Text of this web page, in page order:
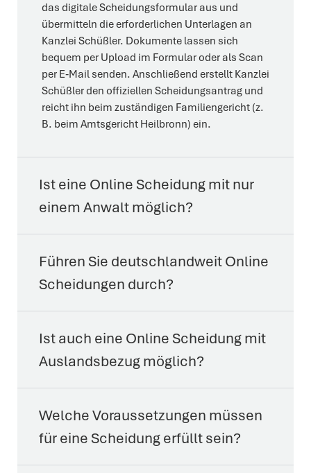
das digitale Scheidungsformular aus und
übermitteln die erforderlichen Unterlagen an
Kanzlei Schüßler. Dokumente lassen sich
bequem per Upload im Formular oder als Scan
per E‑Mail senden. Anschließend erstellt Kanzlei
Schüßler den offiziellen Scheidungsantrag und
reicht ihn beim zuständigen Familiengericht (z.
B. beim Amtsgericht Heilbronn) ein.
Ist eine Online Scheidung mit nur
einem Anwalt möglich?
Führen Sie deutschlandweit Online
Scheidungen durch?
Ist auch eine Online Scheidung mit
Auslandsbezug möglich?
Welche Voraussetzungen müssen
für eine Scheidung erfüllt sein?